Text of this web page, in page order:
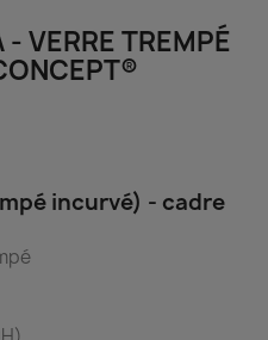
- VERRE TREMPÉ
incurvé) - cadre